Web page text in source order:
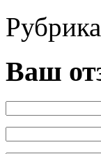
Ваш